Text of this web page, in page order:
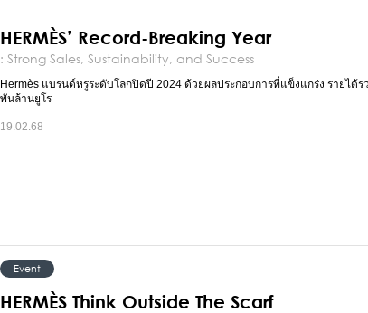
HERMÈS’ Record-Breaking Year
: Strong Sales, Sustainability, and Success
Hermès แบรนด์หรูระดับโลกปิดปี 2024 ด้วยผลประกอบการที่แข็งแกร่ง รายได้ร
พันล้านยูโร
19.02.68
Event
HERMÈS Think Outside The Scarf